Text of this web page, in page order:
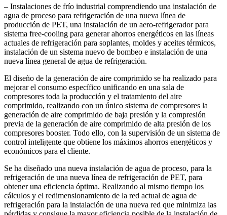
– Instalaciones de frío industrial comprendiendo una instalación de
agua de proceso para refrigeración de una nueva línea de
producción de PET, una instalación de un aero-refrigerador para
sistema free-cooling para generar ahorros energéticos en las líneas
actuales de refrigeración para soplantes, moldes y aceites térmicos,
instalación de un sistema nuevo de bombeo e instalación de una
nueva línea general de agua de refrigeración.
El diseño de la generación de aire comprimido se ha realizado para
mejorar el consumo específico unificando en una sala de
compresores toda la producción y el tratamiento del aire
comprimido, realizando con un único sistema de compresores la
generación de aire comprimido de baja presión y la compresión
previa de la generación de aire comprimido de alta presión de los
compresores booster. Todo ello, con la supervisión de un sistema de
control inteligente que obtiene los máximos ahorros energéticos y
económicos para el cliente.
Se ha diseñado una nueva instalación de agua de proceso, para la
refrigeración de una nueva línea de refrigeración de PET, para
obtener una eficiencia óptima. Realizando al mismo tiempo los
cálculos y el redimensionamiento de la red actual de agua de
refrigeración para la instalación de una nueva red que minimiza las